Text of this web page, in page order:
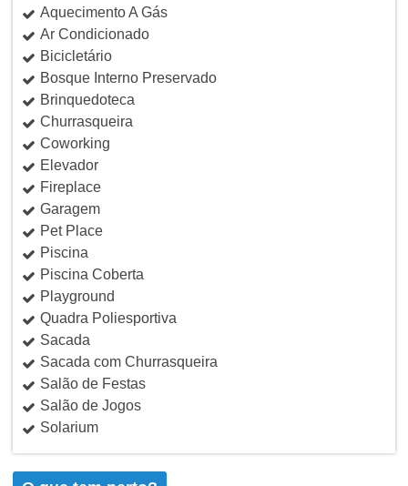
Aquecimento A Gás
Ar Condicionado
Bicicletário
Bosque Interno Preservado
Brinquedoteca
Churrasqueira
Coworking
Elevador
Fireplace
Garagem
Pet Place
Piscina
Piscina Coberta
Playground
Quadra Poliesportiva
Sacada
Sacada com Churrasqueira
Salão de Festas
Salão de Jogos
Solarium